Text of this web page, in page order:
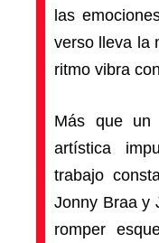
las
verso lleva la
ritmo vibra
Más que un
artística
trabajo
Jonny Braa y
romper